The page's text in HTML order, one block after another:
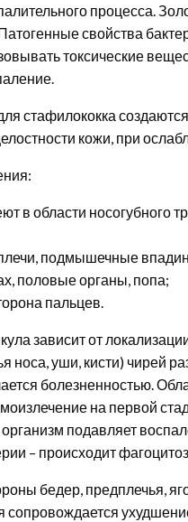
процесса.
свойства
токсические
стафилококка
кожи, при
в области носогубного
подмышечные
половые органы, попа;
пальцев.
зависит от
носа, уши, кисти) чирей
болезненностью.
на первой
организм подавляет
– происходит
бедер, предплечья,
сопровождается